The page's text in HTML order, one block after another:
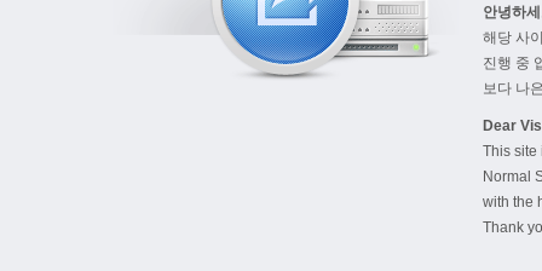
안녕하
해당 사
진행 중
보다 나
Dear
This site
Normal
with the
Thank